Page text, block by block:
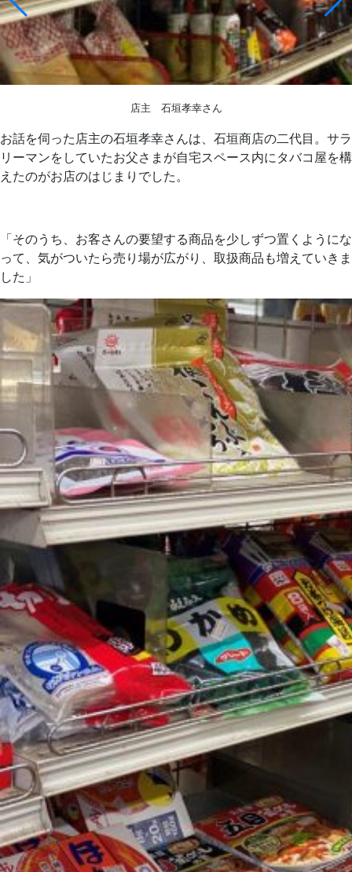
店主 石垣孝幸さん
お話を伺った店主の石垣孝幸さんは、石垣商店の二代目。サラ
リーマンをしていたお父さまが自宅スペース内にタバコ屋を構
えたのがお店のはじまりでした。
「そのうち、お客さんの要望する商品を少しずつ置くようにな
って、気がついたら売り場が広がり、取扱商品も増えていきま
した」